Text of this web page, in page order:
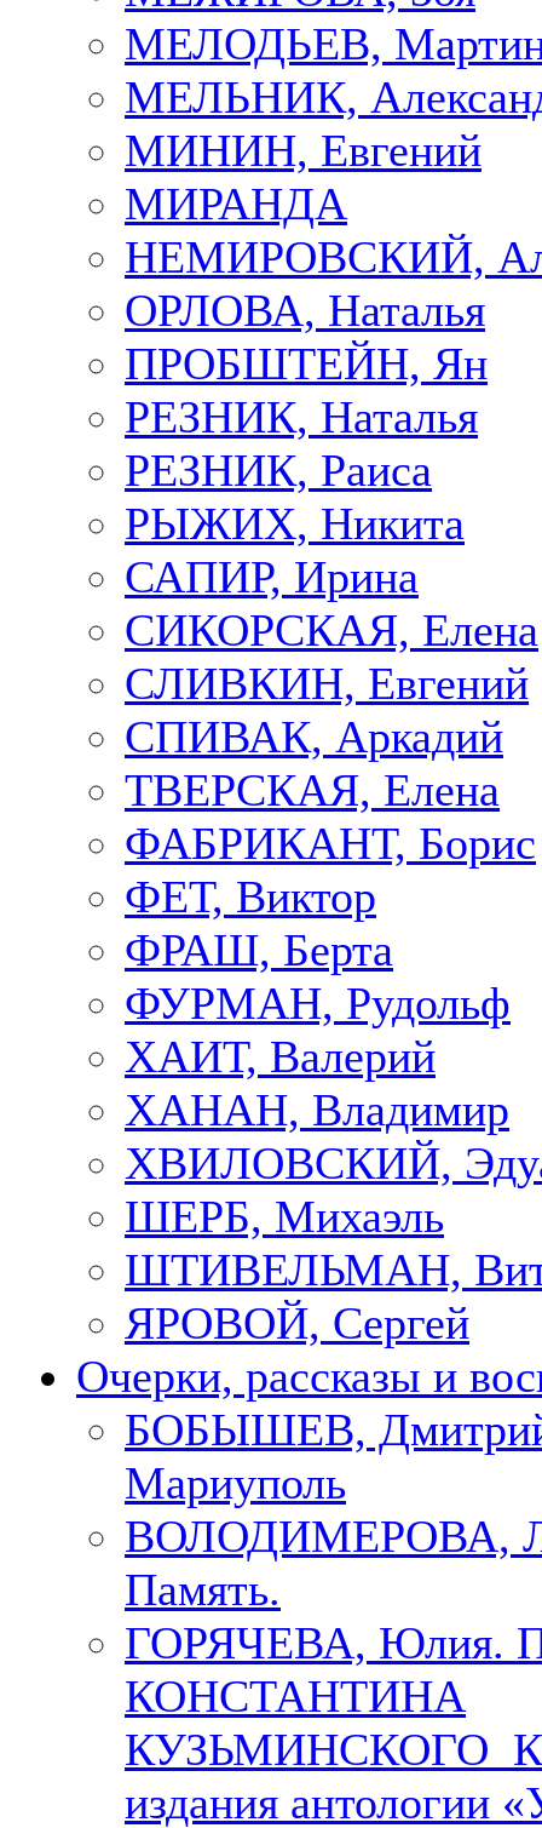
МЕЛОДЬЕВ,
МЕЛЬНИК,
МИНИН, Евгений
МИРАНДА
НЕМИРОВСКИЙ,
ОРЛОВА, Наталья
ПРОБШТЕЙН, Ян
РЕЗНИК, Наталья
РЕЗНИК, Раиса
РЫЖИХ, Никита
САПИР, Ирина
СИКОРСКАЯ, Елена
СЛИВКИН, Евгений
СПИВАК, Аркадий
ТВЕРСКАЯ, Елена
ФАБРИКАНТ, Борис
ФЕТ, Виктор
ФРАШ, Берта
ФУРМАН, Рудольф
ХАИТ, Валерий
ХАНАН, Владимир
ХВИЛОВСКИЙ,
ШЕРБ, Михаэль
ШТИВЕЛЬМАН,
ЯРОВОЙ, Сергей
Очерки, рассказы и
БОБЫШЕВ,
Мариуполь
ВОЛОДИМЕРОВА,
Память.
ГОРЯЧЕВА, Юлия.
КОНСТАНТИНА
КУЗЬМИНСКОГО К
издания антологии